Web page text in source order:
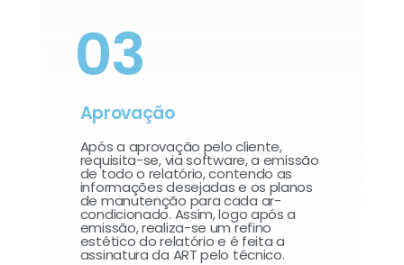
03
Aprovação
Após a aprovação pelo cliente,
requisita-se, via software, a emissão
de todo o relatório, contendo as
informações desejadas e os planos
de manutenção para cada ar-
condicionado. Assim, logo após a
emissão, realiza-se um refino
estético do relatório e é feita a
assinatura da ART pelo técnico.